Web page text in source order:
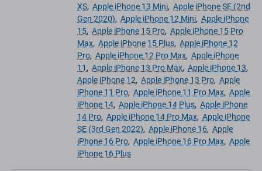
XS, Apple iPhone 13 Mini, Apple iPhone SE (2nd
Gen 2020), Apple iPhone 12 Mini, Apple iPhone
15, Apple iPhone 15 Pro, Apple iPhone 15 Pro
Max, Apple iPhone 15 Plus, Apple iPhone 12
Pro, Apple iPhone 12 Pro Max, Apple iPhone
11, Apple iPhone 13 Pro Max, Apple iPhone 13,
Apple iPhone 12, Apple iPhone 13 Pro, Apple
iPhone 11 Pro, Apple iPhone 11 Pro Max, Apple
iPhone 14, Apple iPhone 14 Plus, Apple iPhone
14 Pro, Apple iPhone 14 Pro Max, Apple iPhone
SE (3rd Gen 2022), Apple iPhone 16, Apple
iPhone 16 Pro, Apple iPhone 16 Pro Max, Apple
iPhone 16 Plus